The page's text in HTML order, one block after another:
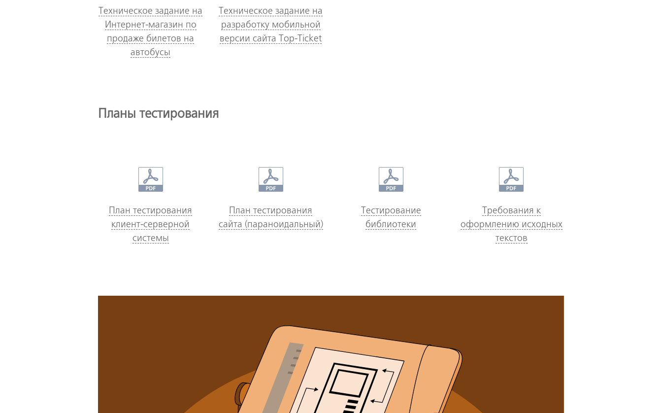
Техническое задание на
Интернет-магазин по
продаже билетов на
автобусы
Техническое задание на
разработку мобильной
версии сайта Top-Ticket
Планы тестирования
План тестирования
клиент-серверной
системы
План тестирования
сайта (параноидальный)
Тестирование
библиотеки
Требования к
оформлению исходных
текстов